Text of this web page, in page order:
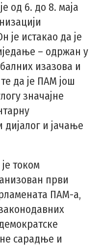
од 6. до 8. маја
је истакао да је
– одржан у
изазова и
да је ПАМ још
значајне
и јачање
током
први
ПАМ-а,
сарадње и